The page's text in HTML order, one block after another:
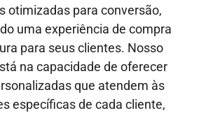
otimizadas para conversão,
uma experiência de compra
para seus clientes. Nosso
na capacidade de oferecer
que atendem às
específicas de cada cliente,